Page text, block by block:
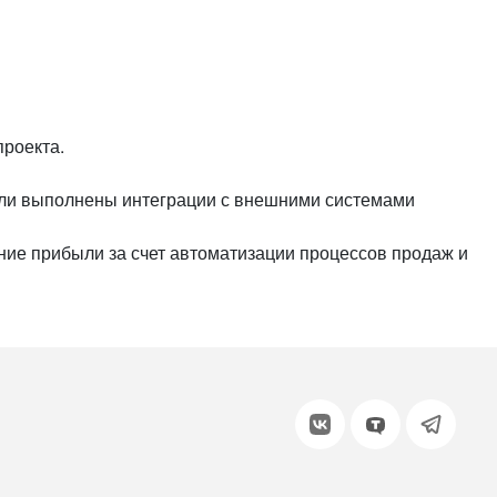
выполнены интеграции с внешними системами
прибыли за счет автоматизации процессов продаж и